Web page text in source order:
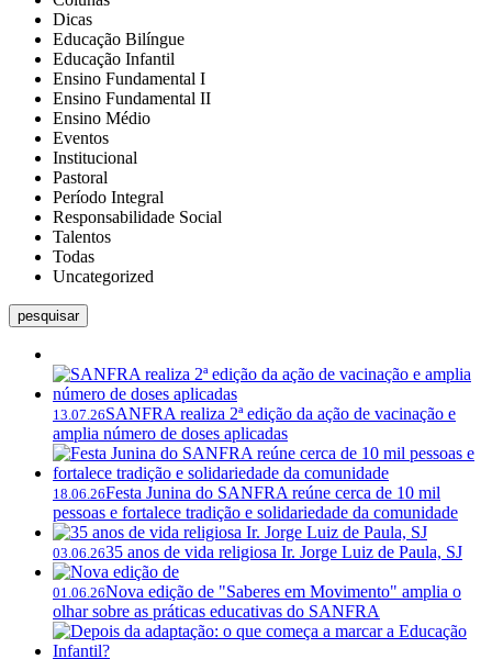
Dicas
Educação Bilíngue
Educação Infantil
Ensino Fundamental I
Ensino Fundamental II
Ensino Médio
Eventos
Institucional
Pastoral
Período Integral
Responsabilidade Social
Talentos
Todas
Uncategorized
pesquisar
13.07.26SANFRA realiza 2ª edição da ação de vacinação e
amplia número de doses aplicadas
18.06.26Festa Junina do SANFRA reúne cerca de 10 mil
pessoas e fortalece tradição e solidariedade da comunidade
03.06.2635 anos de vida religiosa Ir. Jorge Luiz de Paula, SJ
01.06.26Nova edição de "Saberes em Movimento" amplia o
olhar sobre as práticas educativas do SANFRA